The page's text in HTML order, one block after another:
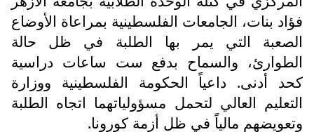
فؤاد بنات، الجامعات الفلسطينية بمراعاة الأوضاع
الصعبة التي يمر بها الطلبة في ظل حالة
الطوارئ، والسماح بدفع ست ساعات دراسية
كحد أدنى. داعياً الحكومة الفلسطينية ووزارة
التعليم العالي لتحمل مسؤولياتهما اتجاه الطلبة
وتعويضهم مالياً في ظل أزمة كورونا.